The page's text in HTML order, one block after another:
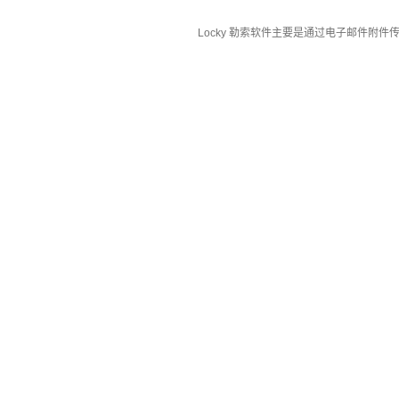
Locky 勒索软件主要是通过电子邮件附件